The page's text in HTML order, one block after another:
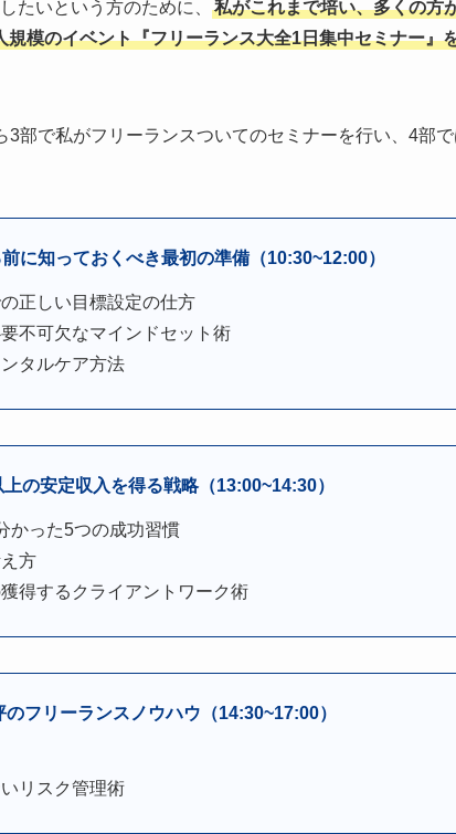
たいという方のために、
私がこれまで培い、多くの方
模のイベント『フリーランス大全1日集中セミナー』
3部で私がフリーランスついてのセミナーを行い、4部
に知っておくべき最初の準備（10:30~12:00）
正しい目標設定の仕方
不可欠なマインドセット術
タルケア方法
の安定収入を得る戦略（13:00~14:30）
かった5つの成功習慣
方
得するクライアントワーク術
フリーランスノウハウ（14:30~17:00）
リスク管理術